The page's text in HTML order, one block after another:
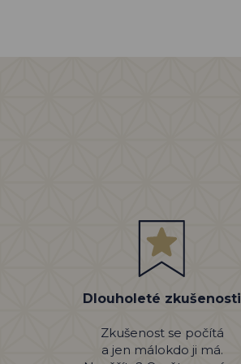
Dlouholeté zkušenosti
Zkušenost se počítá
a jen málokdo ji má.